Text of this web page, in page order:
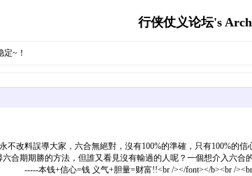
行侠仗义论坛's
~！
不改料誤導大家，六合無絕對，沒有100%的準確，只有100%
合期期勝的方法，但誰又看見沒有輸過的人呢？一個想介入六
心=钱 义气+胆量=财富!!<br /></font></b><br /><br /><font